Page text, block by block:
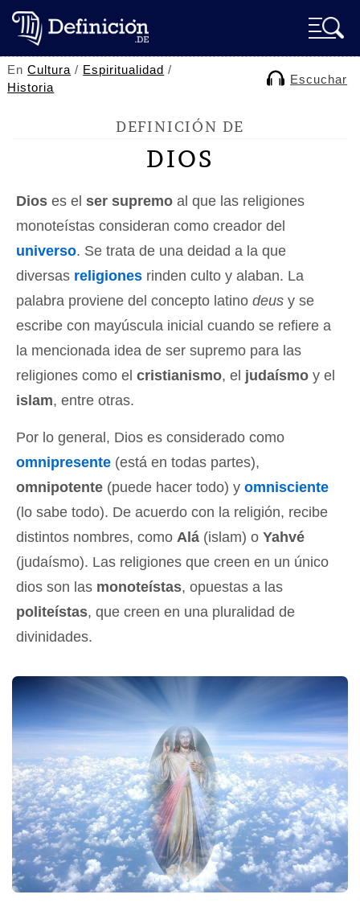
EnCultura / Espiritualidad /
Historia
Escuchar
DEFINICIÓN DE
DIOS
Dios es el ser supremo al que las religiones
monoteístas consideran como creador del
universo. Se trata de una deidad a la que
diversas religiones rinden culto y alaban. La
palabra proviene del concepto latino deus y se
escribe con mayúscula inicial cuando se refiere a
la mencionada idea de ser supremo para las
religiones como el cristianismo, el judaísmo y el
islam, entre otras.
Por lo general, Dios es considerado como
omnipresente (está en todas partes),
omnipotente (puede hacer todo) y omnisciente
(lo sabe todo). De acuerdo con la religión, recibe
distintos nombres, como Alá (islam) o Yahvé
(judaísmo). Las religiones que creen en un único
dios son las monoteístas, opuestas a las
politeístas, que creen en una pluralidad de
divinidades.